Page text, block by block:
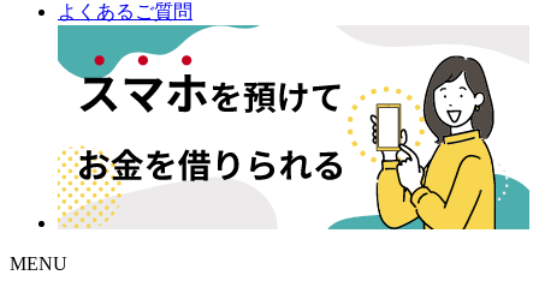
よくあるご質問
MENU